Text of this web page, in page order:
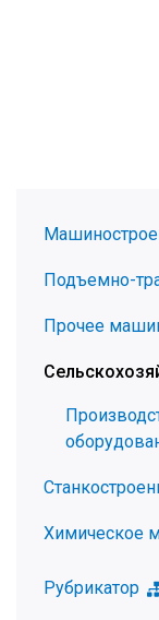
Подъемно-
Прочее
Химическое
Рубрикатор